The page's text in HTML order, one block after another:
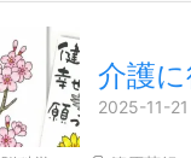
介護
2025-11-